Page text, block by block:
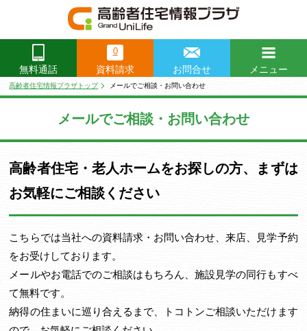
無料通話
0
資料請求 お問合せ
メニュー
高齢者住宅情報プラザトップ メールでご相談・お問い合わせ
メールでご相談・お問い合わせ
高齢者住宅・老人ホームをお探しの方、まずは
お気軽にご相談ください
こちらでは当社への資料請求・お問い合わせ、来店、見学予約
をお受けしております。
メールやお電話でのご相談はもちろん、施設見学の同行もすべ
て無料です。
納得の住まいに巡り合えるまで、トコトンご相談いただけます